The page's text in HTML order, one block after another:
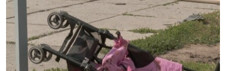
SHKENCË DHE TEKNOLOGJI
SHËNDETËSI
INTERVISTA
DITARI
Gjuhët